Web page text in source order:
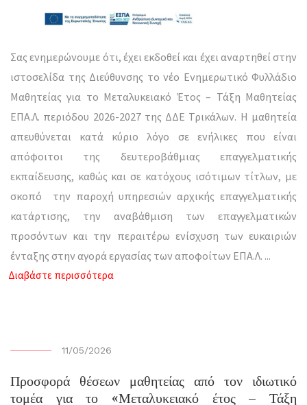
Σας ενημερώνουμε ότι, έχει εκδοθεί και έχει αναρτηθεί στην
ιστοσελίδα της Διεύθυνσης το νέο Ενημερωτικό Φυλλάδιο
Μαθητείας για το Μεταλυκειακό Έτος – Τάξη Μαθητείας
ΕΠΑ.Λ. περιόδου 2026-2027 της ΔΔΕ Τρικάλων. Η μαθητεία
απευθύνεται κατά κύριο λόγο σε ενήλικες που είναι
απόφοιτοι της δευτεροβάθμιας επαγγελματικής
εκπαίδευσης, καθώς και σε κατόχους ισότιμων τίτλων, με
σκοπό την παροχή υπηρεσιών αρχικής επαγγελματικής
κατάρτισης, την αναβάθμιση των επαγγελματικών
προσόντων και την περαιτέρω ενίσχυση των ευκαιριών
ένταξης στην αγορά εργασίας των αποφοίτων ΕΠΑ.Λ. ...
Διαβάστε περισσότερα
11/05/2026
Προσφορά θέσεων μαθητείας από τον ιδιωτικό
τομέα για το «Μεταλυκειακό έτος – Τάξη